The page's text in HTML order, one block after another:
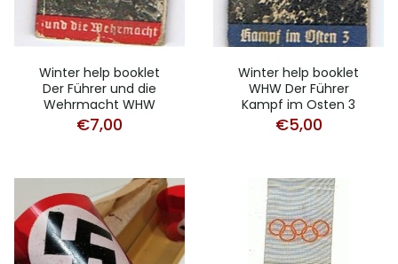
Winter help booklet
Der Führer und die
Wehrmacht WHW
€7,00
Winter help booklet
WHW Der Führer
Kampf im Osten 3
€5,00